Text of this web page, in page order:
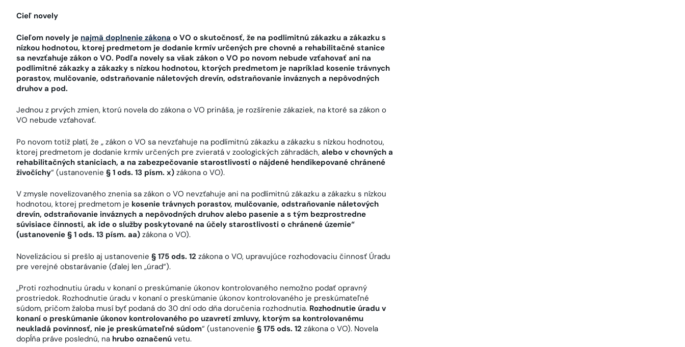
Cieľ novely
Cieľom novely je najmä doplnenie zákona o VO o skutočnosť, že na podlimitnú zákazku a zákazku s
nízkou hodnotou, ktorej predmetom je dodanie krmív určených pre chovné a rehabilitačné stanice
sa nevzťahuje zákon o VO. Podľa novely sa však zákon o VO po novom nebude vzťahovať ani na
podlimitné zákazky a zákazky s nízkou hodnotou, ktorých predmetom je napríklad kosenie trávnych
porastov, mulčovanie, odstraňovanie náletových drevín, odstraňovanie inváznych a nepôvodných
druhov a pod.
Jednou z prvých zmien, ktorú novela do zákona o VO prináša, je rozšírenie zákaziek, na ktoré sa zákon o
VO nebude vzťahovať.
Po novom totiž platí, že „ zákon o VO sa nevzťahuje na podlimitnú zákazku a zákazku s nízkou hodnotou,
ktorej predmetom je dodanie krmív určených pre zvieratá v zoologických záhradách, alebo v chovných a
rehabilitačných staniciach, a na zabezpečovanie starostlivosti o nájdené hendikepované chránené
živočíchy“ (ustanovenie § 1 ods. 13 písm. x) zákona o VO).
V zmysle novelizovaného znenia sa zákon o VO nevzťahuje ani na podlimitnú zákazku a zákazku s nízkou
hodnotou, ktorej predmetom je kosenie trávnych porastov, mulčovanie, odstraňovanie náletových
drevín, odstraňovanie inváznych a nepôvodných druhov alebo pasenie a s tým bezprostredne
súvisiace činnosti, ak ide o služby poskytované na účely starostlivosti o chránené územie“
(ustanovenie § 1 ods. 13 písm. aa) zákona o VO).
Novelizáciou si prešlo aj ustanovenie § 175 ods. 12 zákona o VO, upravujúce rozhodovaciu činnosť Úradu
pre verejné obstarávanie (ďalej len „úrad“).
„Proti rozhodnutiu úradu v konaní o preskúmanie úkonov kontrolovaného nemožno podať opravný
prostriedok. Rozhodnutie úradu v konaní o preskúmanie úkonov kontrolovaného je preskúmateľné
súdom, pričom žaloba musí byť podaná do 30 dní odo dňa doručenia rozhodnutia. Rozhodnutie úradu v
konaní o preskúmanie úkonov kontrolovaného po uzavretí zmluvy, ktorým sa kontrolovanému
neukladá povinnosť, nie je preskúmateľné súdom“ (ustanovenie § 175 ods. 12 zákona o VO). Novela
dopĺňa práve poslednú, na hrubo označenú vetu.